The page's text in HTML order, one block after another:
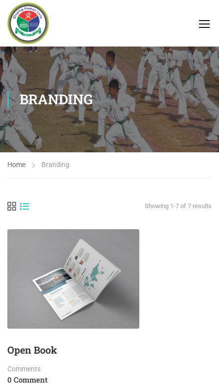
BRANDING
Home Branding
Showing 1-7 of 7 results
Open Book
Comments
0 Comment